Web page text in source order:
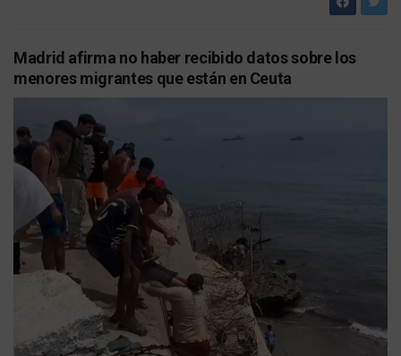
Madrid afirma no haber recibido datos sobre los
menores migrantes que están en Ceuta